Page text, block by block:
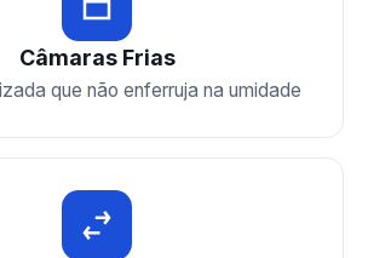
Câmaras Frias
que não enferruja na umidade